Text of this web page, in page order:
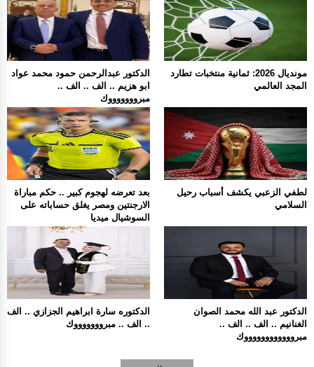
الدكتور عبدالرحمن حمود محمد عواد
ابو هزيم .. الف .. الف ..
مبروووووووك
مونديال 2026: ثمانية منتخبات تطارد
المجد العالمي
بعد تعرضه لهجوم كبير .. حكم مباراة
الارجنتين ومصر يغلق حساباته على
السوشيال ميديا
لطفي الزعبي يكشف أسباب رحيل
السلامي
الدكتوره سارة ابراهيم الجزازي .. الف
.. الف .. مبروووووووك
الدكتور عبد الله محمد الصوان
الغنانيم .. الف .. الف ..
مبرووووووووووووك